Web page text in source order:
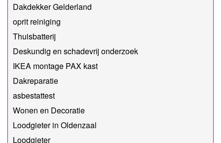
Dakdekker Gelderland
oprit reiniging
Thuisbatterij
Deskundig en schadevrij onderzoek
IKEA montage PAX kast
Dakreparatie
asbestattest
Wonen en Decoratie
Loodgieter in Oldenzaal
Loodgieter